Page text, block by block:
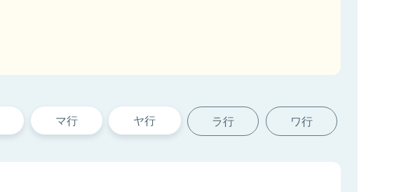
マ行 ヤ行 ラ行 ワ行